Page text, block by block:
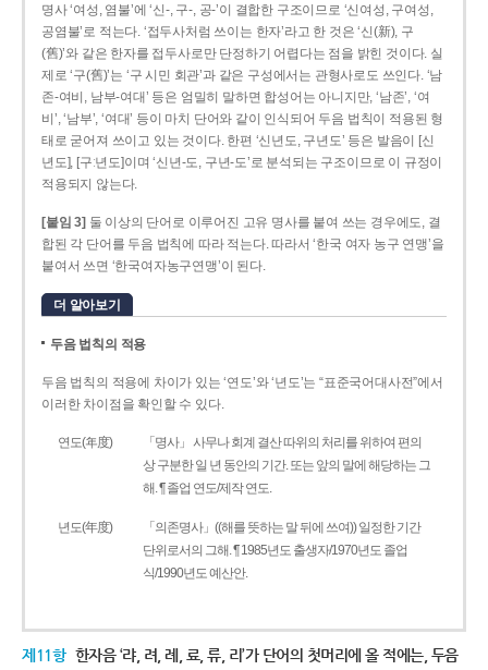
명사 ‘여성, 염불’에 ‘신-, 구-, 공-’이 결합한 구조이므로 ‘신여성, 구여성,
공염불’로 적는다. ‘접두사처럼 쓰이는 한자’라고 한 것은 ‘신(新), 구
(舊)’와 같은 한자를 접두사로만 단정하기 어렵다는 점을 밝힌 것이다. 실
제로 ‘구(舊)’는 ‘구 시민 회관’과 같은 구성에서는 관형사로도 쓰인다. ‘남
존­-여비, 남부-­여대’ 등은 엄밀히 말하면 합성어는 아니지만, ‘남존’, ‘여
비’, ‘남부’, ‘여대’ 등이 마치 단어와 같이 인식되어 두음 법칙이 적용된 형
태로 굳어져 쓰이고 있는 것이다. 한편 ‘신년도, 구년도’ 등은 발음이 [신
년도], [구ː년도]이며 ‘신년­-도, 구년-­도’로 분석되는 구조이므로 이 규정이
적용되지 않는다.
[붙임 3] 둘 이상의 단어로 이루어진 고유 명사를 붙여 쓰는 경우에도, 결
합된 각 단어를 두음 법칙에 따라 적는다. 따라서 ‘한국 여자 농구 연맹’을
붙여서 쓰면 ‘한국여자농구연맹’이 된다.
더 알아보기
두음 법칙의 적용
두음 법칙의 적용에 차이가 있는 ‘연도’와 ‘년도’는 “표준국어대사전”에서
이러한 차이점을 확인할 수 있다.
연도(年度)
「명사」 사무나 회계 결산 따위의 처리를 위하여 편의
상 구분한 일 년 동안의 기간. 또는 앞의 말에 해당하는 그
해. ¶ 졸업 연도/제작 연도.
년도(年度)
「의존명사」((해를 뜻하는 말 뒤에 쓰여)) 일정한 기간
단위로서의 그해. ¶ 1985년도 출생자/1970년도 졸업
식/1990년도 예산안.
제11항 한자음 ‘랴, 려, 례, 료, 류, 리’가 단어의 첫머리에 올 적에는, 두음